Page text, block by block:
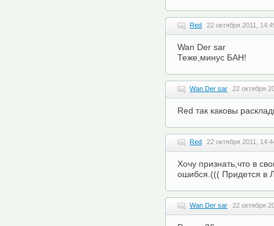
Red 22 октября 2011,
Wan Der sar
Теже,минус БАН!
Wan Der sar 22 октября
Red так каковы
Red 22 октября 2011,
Хочу признать,что в
ошибся.((( Придется в
Wan Der sar 22 октября